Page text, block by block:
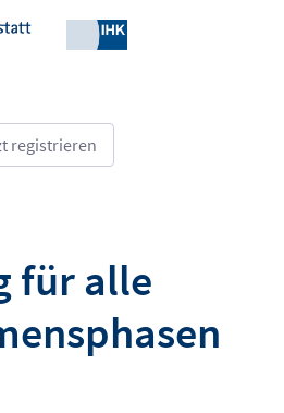
registrieren
für alle